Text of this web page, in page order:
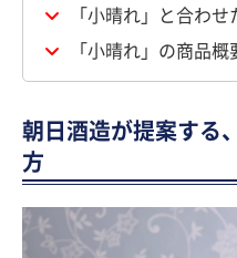
「小晴れ」と合わ
「小晴れ」の商品
朝日酒造が提案する
方